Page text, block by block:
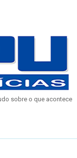
sobre o que acontece